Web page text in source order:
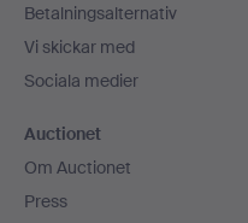
Betalningsalternativ
Vi skickar med
Sociala medier
Auctionet
Om Auctionet
Press